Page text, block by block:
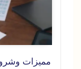
مميزات